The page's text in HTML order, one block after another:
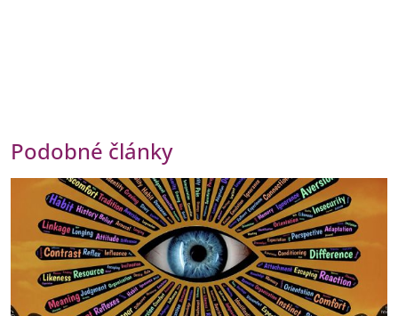
Podobné články